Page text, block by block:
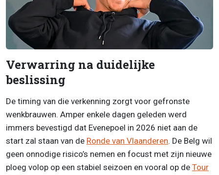
Verwarring na duidelijke
beslissing
De timing van die verkenning zorgt voor gefronste
wenkbrauwen. Amper enkele dagen geleden werd
immers bevestigd dat Evenepoel in 2026 niet aan de
start zal staan van de Ronde van Vlaanderen. De Belg wil
geen onnodige risico’s nemen en focust met zijn nieuwe
ploeg volop op een stabiel seizoen en vooral op de Tour